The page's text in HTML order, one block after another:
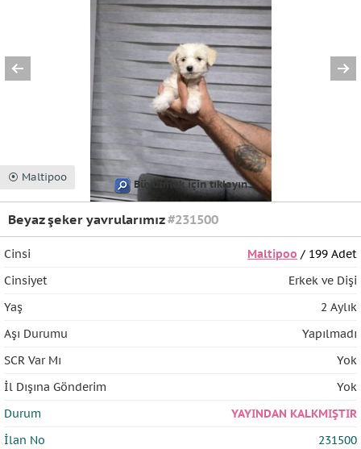
⦿ Maltipoo
Büyütmek için tıklayın
Beyaz şeker yavrularımız#231500
Cinsi Maltipoo / 199 Adet
Cinsiyet
Erkek ve Dişi
Yaş
2 Aylık
Aşı Durumu
Yapılmadı
SCR Var Mı
Yok
İl Dışına Gönderim
Yok
Durum
YAYINDAN KALKMIŞTIR
İlan No
231500